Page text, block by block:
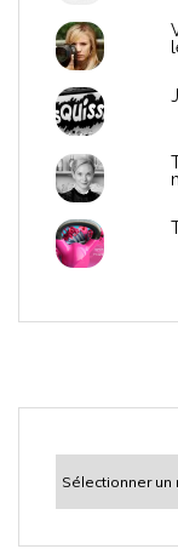
c
découvrir